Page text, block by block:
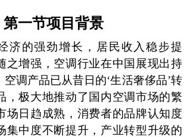
第一节项目背景
济的强劲增长，居民收入稳步提
之增强，空调行业在中国展现出持
调产品已从昔日的‘生活奢侈品’转
，极大地推动了国内空调市场的繁
场日趋成熟，消费者的品牌认知度
集中度不断提升，产业转型升级的